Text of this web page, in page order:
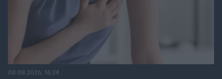
08.08.2026, 16:24